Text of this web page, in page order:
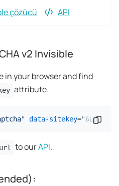
çözücü
API
v2 Invisible
in your browser and find
attribute.
data-sitekey= Kod
to ourAPI.